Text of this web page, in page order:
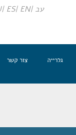
עב |EN |
ES |
גלרייה צור קשר